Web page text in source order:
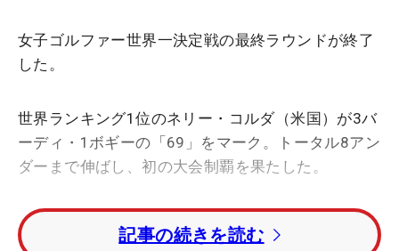
女子ゴルファー世界一決定戦の最終ラウンドが終了
した。
世界ランキング1位のネリー・コルダ（米国）が3バ
ーディ・1ボギーの「69」をマーク。トータル8アン
ダーまで伸ばし、初の大会制覇を果たした。
前半を2バーディ・1ボギーで折り返したコルダ。後
半に入ってからはスコアを伸ばしあぐねるが、トッ
記事の続きを読む